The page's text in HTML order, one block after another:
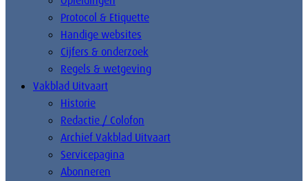
Protocol & Etiquette
Handige websites
Cijfers & onderzoek
Regels & wetgeving
Vakblad Uitvaart
Historie
Redactie / Colofon
Archief Vakblad Uitvaart
Servicepagina
Abonneren